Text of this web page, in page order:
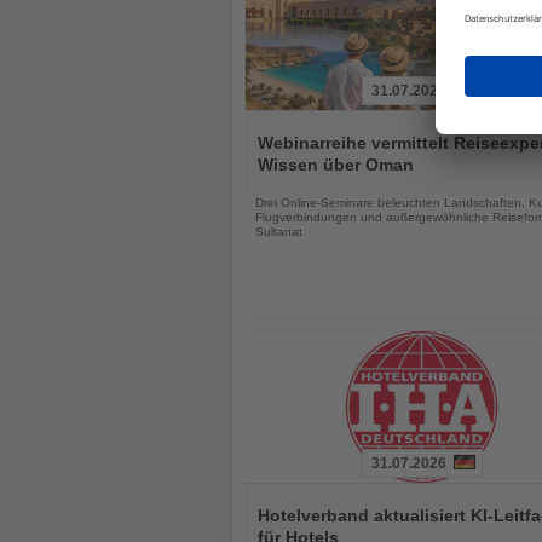
Sie
die
31.07.2026
Webinarreihe vermittelt
Wissen über Oman
Drei Online-Seminare beleuchten Landschaften,
Flugverbindungen und außergewöhnliche
Sultanat
Sie
die
31.07.2026
Hotelverband aktualisiert KI-
für Hotels